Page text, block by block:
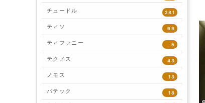
チュードル 281
ティソ 69
ティファニー 5
テクノス 43
ノモス 13
パテック 18